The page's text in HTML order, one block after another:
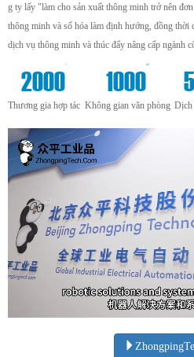
g ty lấy "làm cho sản xuất thông minh trở nên
thông minh và số hóa làm định hướng, đồng thời
dịch vụ thông minh và thúc đẩy nâng cấp ngành
2000
+
Thương gia hợp tác
1000
m²
Không gian văn phòng Dịch